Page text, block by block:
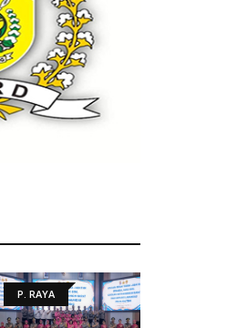
P. RAYA